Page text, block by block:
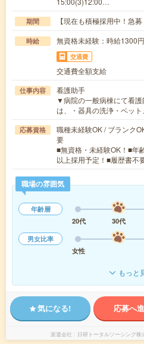
期間 【現在も積極採用中！急
時給 無資格未経験：時給
交通費
交通費全額支給
仕事内容
看護助手
▼病院の一般病棟にて看
は、・器具の洗浄・ベッ
応募資格
職種未経験OK / ブランク
要
■無資格・未経験OK！■年
以上採用予定！■履歴書不
職場の雰囲気
年齢層
20代
30代
男女比率
女性
もっと
気になる! 応募へ
派遣会社 日研トータルソーシング